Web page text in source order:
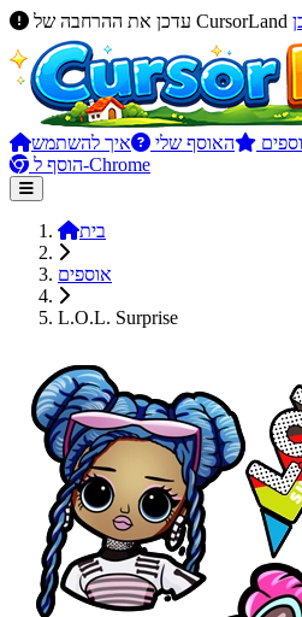
האוסף שלי
איך להשתמש
הוסף ל-Chrome
בית
אוספים
L.O.L. Surprise